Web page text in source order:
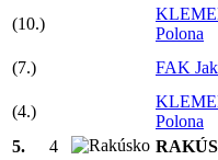
(10.)
Polona
(7.) FAK
(4.)
Polona
5.
4